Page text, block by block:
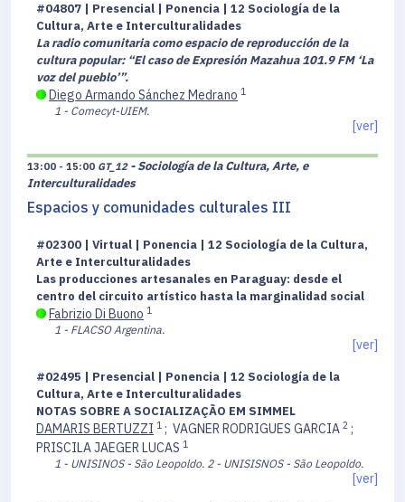
#04807 | Presencial | Ponencia | 12 Sociología de la
Cultura, Arte e Interculturalidades
La radio comunitaria como espacio de reproducción de la
cultura popular: “El caso de Expresión Mazahua 101.9 FM ‘La
voz del pueblo’”.
Diego Armando Sánchez Medrano 1
1 - Comecyt-UIEM.
[ver]
13:00 - 15:00 GT_12 - Sociología de la Cultura, Arte, e
Interculturalidades
Espacios y comunidades culturales III
#02300 | Virtual | Ponencia | 12 Sociología de la Cultura,
Arte e Interculturalidades
Las producciones artesanales en Paraguay: desde el
centro del circuito artístico hasta la marginalidad social
Fabrizio Di Buono 1
1 - FLACSO Argentina.
[ver]
#02495 | Presencial | Ponencia | 12 Sociología de la
Cultura, Arte e Interculturalidades
NOTAS SOBRE A SOCIALIZAÇÃO EM SIMMEL
DAMARIS BERTUZZI 1 ; VAGNER RODRIGUES GARCIA 2 ;
PRISCILA JAEGER LUCAS 1
1 - UNISINOS - São Leopoldo. 2 - UNISISNOS - São Leopoldo.
[ver]